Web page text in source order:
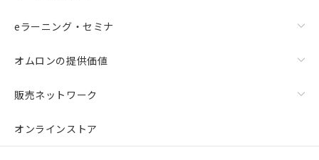
eラーニング・セミナ
オムロンの提供価値
販売ネットワーク
オンラインストア